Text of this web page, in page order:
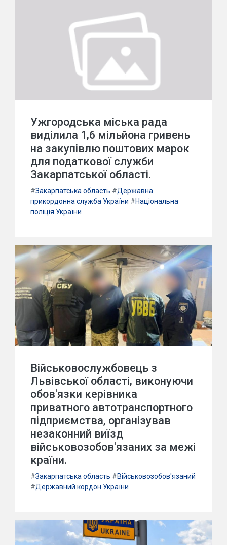
Ужгородська міська рада
виділила 1,6 мільйона гривень
на закупівлю поштових марок
для податкової служби
Закарпатської області.
#Закарпатська область #Державна
прикордонна служба України #Національна
поліція України
Військовослужбовець з
Львівської області, виконуючи
обов'язки керівника
приватного автотранспортного
підприємства, організував
незаконний виїзд
військовозобов'язаних за межі
країни.
#Закарпатська область #Військовозобов'язаний
#Державний кордон України